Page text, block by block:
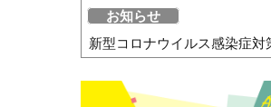
お知らせ
新型コロナウイルス感染症対